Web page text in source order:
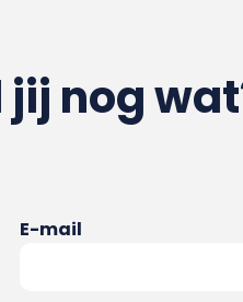
jij nog
E-mail